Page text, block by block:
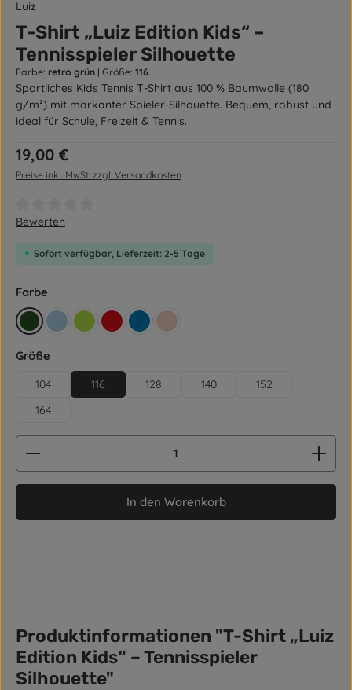
Luiz
T-Shirt „Luiz Edition Kids“ –
Tennisspieler Silhouette
Farbe: retro grün | Größe: 116
Sportliches Kids Tennis T-Shirt aus 100 % Baumwolle (180
g/m²) mit markanter Spieler-Silhouette. Bequem, robust und
ideal für Schule, Freizeit & Tennis.
Regulärer Preis:
19,00 €
Preise inkl. MwSt. zzgl. Versandkosten
Durchschnittliche Bewertung von 0 von 5 Sternen
Bewerten
Sofort verfügbar, Lieferzeit: 2-5 Tage
Farbe
retro grün
hellblaugrün rot blau rose
Größe
104 116 128 140
152
164
Produkt Anzahl: Gib den gewünschten Wert
In den Warenkorb
Produktinformationen "T-Shirt „Luiz
Edition Kids“ – Tennisspieler
Silhouette"